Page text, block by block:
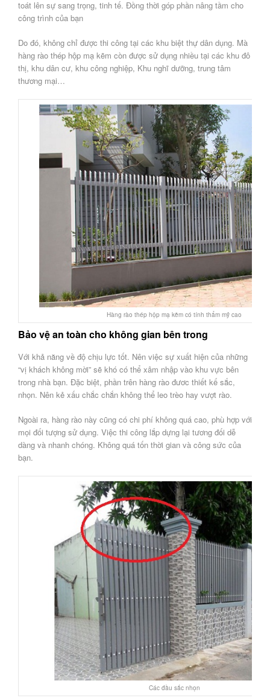
toát lên sự sang trọng, tinh tế. Đồng thời góp phần nâng tầm cho
công trình của bạn
Do đó, không chỉ được thi công tại các khu biệt thự dân dụng. Mà
hàng rào thép hộp mạ kẽm còn được sử dụng nhiều tại các khu đô
thị, khu dân cư, khu công nghiệp, Khu nghĩ dưỡng, trung tâm
thương mại…
Hàng rào thép hộp mạ kẽm có tính thẩm mỹ cao
Bảo vệ an toàn cho không gian bên trong
Với khả năng về độ chịu lực tốt. Nên việc sự xuất hiện của những
“vị khách không mời” sẽ khó có thể xâm nhập vào khu vực bên
trong nhà bạn. Đặc biệt, phần trên hàng rào đươc thiết kế sắc,
nhọn. Nên kẻ xấu chắc chắn không thể leo trèo hay vượt rào.
Ngoài ra, hàng rào này cũng có chi phí không quá cao, phù hợp với
mọi đối tượng sử dụng. Việc thi công lắp dựng lại tương đối dễ
dàng và nhanh chóng. Không quá tốn thời gian và công sức của
bạn.
Các đầu sắc nhọn